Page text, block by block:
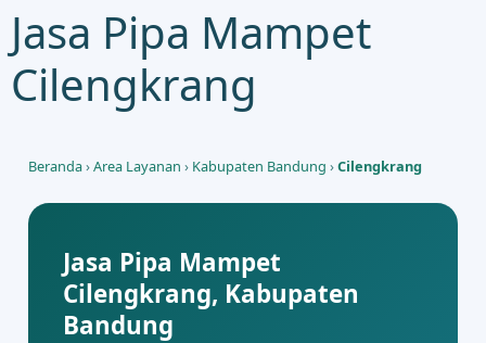
Jasa Pipa Mampet
Cilengkrang
Beranda›Area Layanan › Kabupaten Bandung ›Cilengkrang
Jasa Pipa Mampet
Cilengkrang, Kabupaten
Bandung